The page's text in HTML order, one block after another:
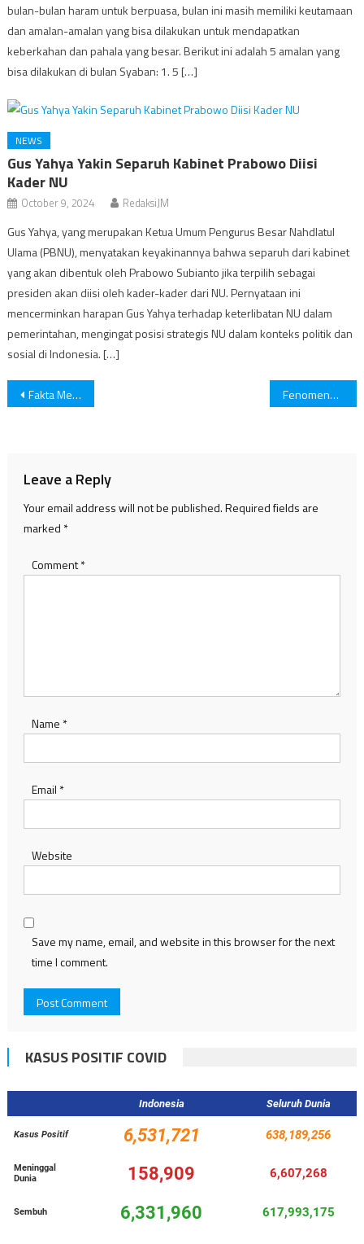
bulan-bulan haram untuk berpuasa, bulan ini masih memiliki keutamaan
dan amalan-amalan yang bisa dilakukan untuk mendapatkan
keberkahan dan pahala yang besar. Berikut ini adalah 5 amalan yang
bisa dilakukan di bulan Syaban: 1. 5 […]
NEWS
Gus Yahya Yakin Separuh Kabinet Prabowo Diisi
Kader NU
October 9, 2024 RedaksiJM
Gus Yahya, yang merupakan Ketua Umum Pengurus Besar Nahdlatul
Ulama (PBNU), menyatakan keyakinannya bahwa separuh dari kabinet
yang akan dibentuk oleh Prabowo Subianto jika terpilih sebagai
presiden akan diisi oleh kader-kader dari NU. Pernyataan ini
mencerminkan harapan Gus Yahya terhadap keterlibatan NU dalam
pemerintahan, mengingat posisi strategis NU dalam konteks politik dan
sosial di Indonesia. […]
Post
Fakta Menarik tentang Sungai Gangga Fenomena Alam yang Menakutkan
Leave a Reply
Your email address will not be published.Required fields are
marked *
Comment*
Name *
Email *
Website
Save my name, email, and website in this browser for the next
time I comment.
KASUS POSITIF COVID